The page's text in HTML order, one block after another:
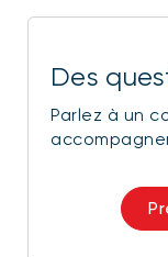
Des
Parlez à un